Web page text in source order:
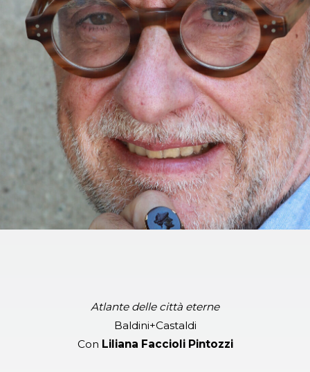
Atlante delle città eterne
Baldini+Castaldi
Con Liliana Faccioli Pintozzi